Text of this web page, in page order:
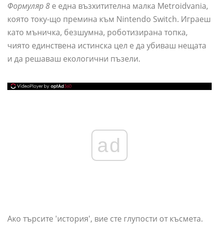
Формуляр 8 е една възхитителна малка Metroidvania,
която току-що премина към Nintendo Switch. Играеш
като мъничка, безшумна, роботизирана топка,
чиято единствена истинска цел е да убиваш нещата
и да решаваш екологични пъзели.
ad
Ако търсите 'история', вие сте глупости от късмета.